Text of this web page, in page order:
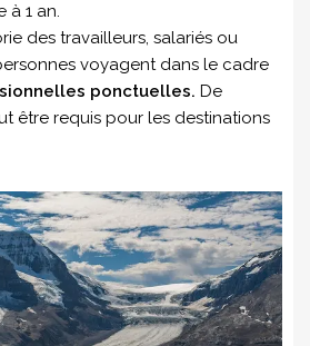
à 1 an.
des travailleurs, salariés ou
voyagent dans le cadre
ponctuelles. De
être requis pour les destinations